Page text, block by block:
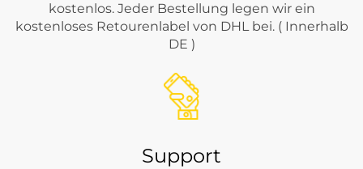
kostenlos. Jeder Bestellung legen wir ein
kostenloses Retourenlabel von DHL bei. ( Innerhalb
DE )
Support